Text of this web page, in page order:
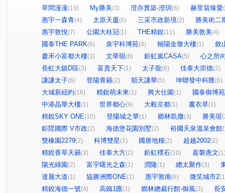
草間漫漫(19) My勝美(3) 澄亦實築-澄玥(6) 赫里翁臻愛
惠宇一森青(4) 太原天廈(6) 三采市政新境(2)
勝美術二
惠宇敦悅(7) 公園大桂冠(1) THE精銳(11) 勝美敦美(4)
國泰THE PARK(6) 泉宇科博苑(4) 翰陽金墩大樓(1)
敘
慶禾小富都大樓(3) 文華硯(6) 鉅虹嵐CASA(5)
心之所
長虹大鎮D區(3) 富貴天下(1) 太子龍(6) 佳泰大崇德(2)
謙謙太子(6) 登陽青籟(2) 順天謙華(5) 坤聯發中科匯(6)
大城新紐約(16) 精銳萌未來(1) 興大仕園 (1)
國泰御博苑
中港晶華大樓(1) 世界都心(9) 大毅京都(1) 薰衣草(1)
精銳SKY ONE(10) 登陽城之華(1) 鄉林凱撒(3) 勝美琚
鉅陞國際 V市政(2) 海德堡花園別墅(2) 裕國天泉溫泉會館
雙橡園2279(2) 科博雙星(1) 國唐地糧(2) 超越2002(2)
精銳香草天籟(3) 佳泰大方(2) 鉅虹樸石(10) 嘉磐惠文
陽光綠園 (2) 富宇曙光之森(1) 潤隆(1) 總太聚作(3)
達麗大道(1) 協勝洲際ONE(1) 惠宇敦南(6) 微笑城市2
精銳海德一號(4) 高鐵1匯(1) 鄉林總裁行館-御風(3)
長